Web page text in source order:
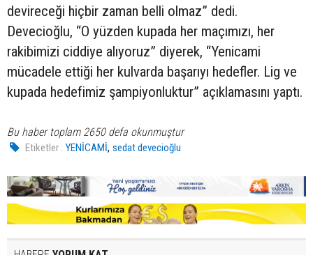
devireceği hiçbir zaman belli olmaz” dedi.
Devecioğlu, “O yüzden kupada her maçımızı, her
rakibimizi ciddiye alıyoruz” diyerek, “Yenicami
mücadele ettiği her kulvarda başarıyı hedefler. Lig ve
kupada hedefimiz şampiyonluktur” açıklamasını yaptı.
Bu haber toplam 2650 defa okunmuştur
Etiketler : YENİCAMİ,sedat devecioğlu